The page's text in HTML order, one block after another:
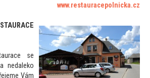
www.restauracepolnicka.cz
se
nedaleko
Vám